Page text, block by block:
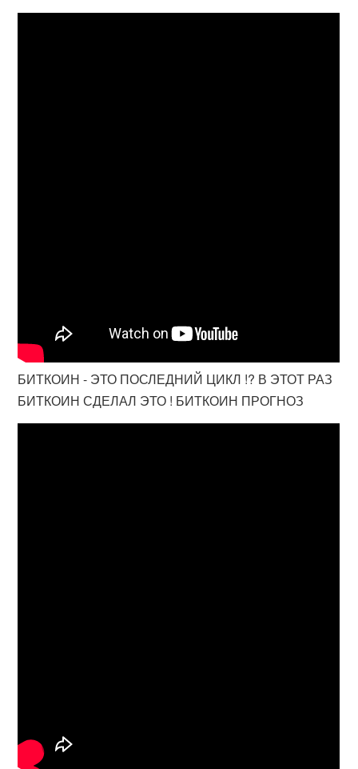
БИТКОИН - ЭТО ПОСЛЕДНИЙ ЦИКЛ !? В ЭТОТ РАЗ
БИТКОИН СДЕЛАЛ ЭТО ! БИТКОИН ПРОГНОЗ